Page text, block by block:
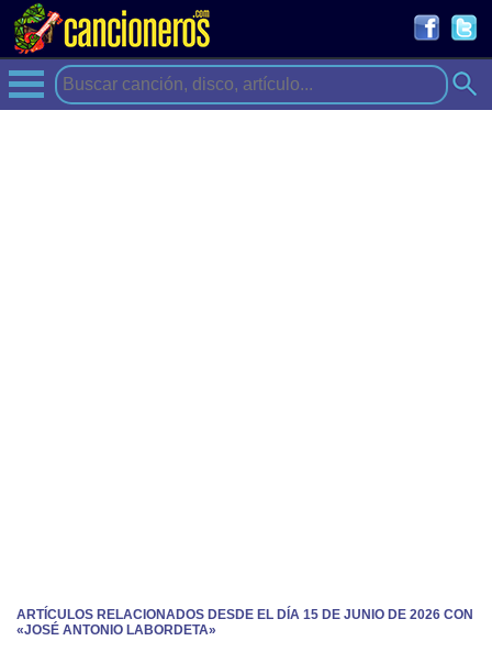
ARTÍCULOS RELACIONADOS DESDE EL DÍA 15 DE JUNIO DE 2026 CON
«JOSÉ ANTONIO LABORDETA»